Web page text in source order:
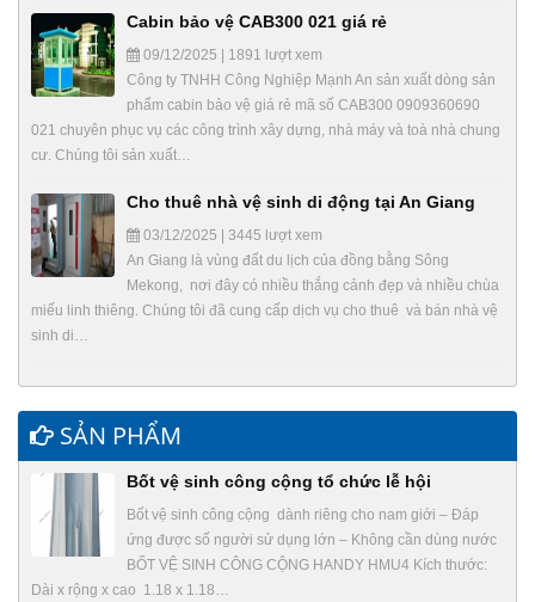
Cabin bảo vệ CAB300 021 giá rẻ
09/12/2025 | 1891 lượt xem
Công ty TNHH Công Nghiệp Mạnh An sản xuất dòng sản
phẩm cabin bảo vệ giá rẻ mã số CAB300 0909360690
021 chuyên phục vụ các công trình xây dựng, nhà máy và toà nhà chung
cư. Chúng tôi sản xuất…
Cho thuê nhà vệ sinh di động tại An Giang
03/12/2025 | 3445 lượt xem
An Giang là vùng đất du lịch của đồng bằng Sông
Mekong, nơi đây có nhiều thắng cảnh đẹp và nhiều chùa
miếu linh thiêng. Chúng tôi đã cung cấp dịch vụ cho thuê và bán nhà vệ
sinh di…
SẢN PHẨM
Bốt vệ sinh công cộng tổ chức lễ hội
Bốt vệ sinh công cộng dành riêng cho nam giới – Đáp
ứng được số người sử dụng lớn – Không cần dùng nước
BỐT VỆ SINH CÔNG CỘNG HANDY HMU4 Kích thước:
Dài x rộng x cao 1.18 x 1.18…